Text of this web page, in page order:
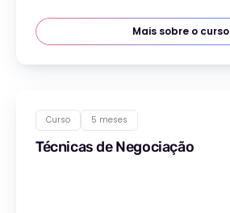
Mais sobre o curso
Curso 5 meses
Técnicas de Negociação